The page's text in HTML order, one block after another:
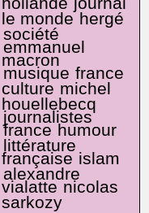
le monde hergé
société
emmanuel
macron
musique france
culture michel
houellebecq
journalistes
france humour
littérature
française islam
alexandre
vialatte nicolas
sarkozy